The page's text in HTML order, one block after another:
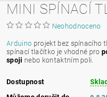
MINI SPÍNACÍ
Neohodnoceno
Arduino projekt bez spínacího
spínací tlačítko je vhodné pro
spoji nebo kontaktním poli.
Dostupnost